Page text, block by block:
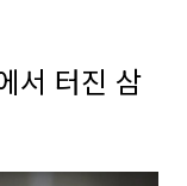
서 터진 삼